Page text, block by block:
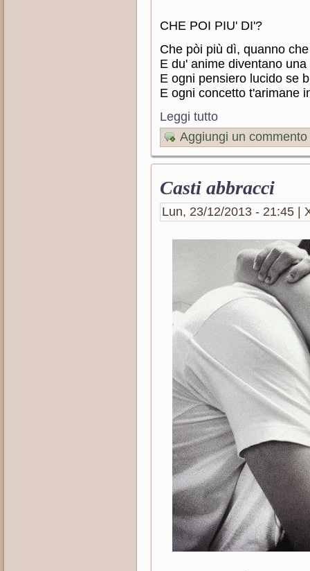
CHE POI PIU' DI'?
Che pòi più dì, quanno
E du' anime diventano una
E ogni pensiero lucido se
E ogni concetto t'arimane
Leggi tutto
Aggiungi un commento
Casti abbracci
Lun, 23/12/2013 - 21:45 |